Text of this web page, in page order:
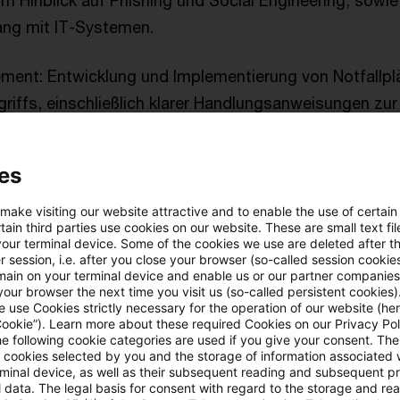
mit IT-Systemen.
Entwicklung und Implementierung von
einschließlich klarer Handlungsanweisungen zur
Sorgfaltspflichten ist nicht nur aus
auch einen wesentlichen Bestandteil eines
dar.
Zweibrücken vom 18. August 2022 (Az. 4 U 198/21)
persönliche Haftung der Geschäftsführung im
visiting our website attractive and to enable the use of
third parties use cookies on our website. These are small text
terminal device. Some of the cookies we use are deleted after
session, i.e. after you close your browser (so-called session
on your terminal device and enable us or our partner
browser the next time you visit us (so-called persistent
use Cookies strictly necessary for the operation of our website
Learn more about these required Cookies on our Privacy
following cookie categories are used if you give your consent.
cookies selected by you and the storage of information associated
device, as well as their subsequent reading and subsequent
data. The legal basis for consent with regard to the storage and